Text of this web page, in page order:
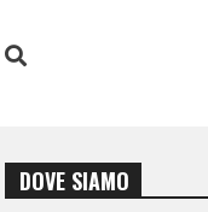
DOVE SIAMO